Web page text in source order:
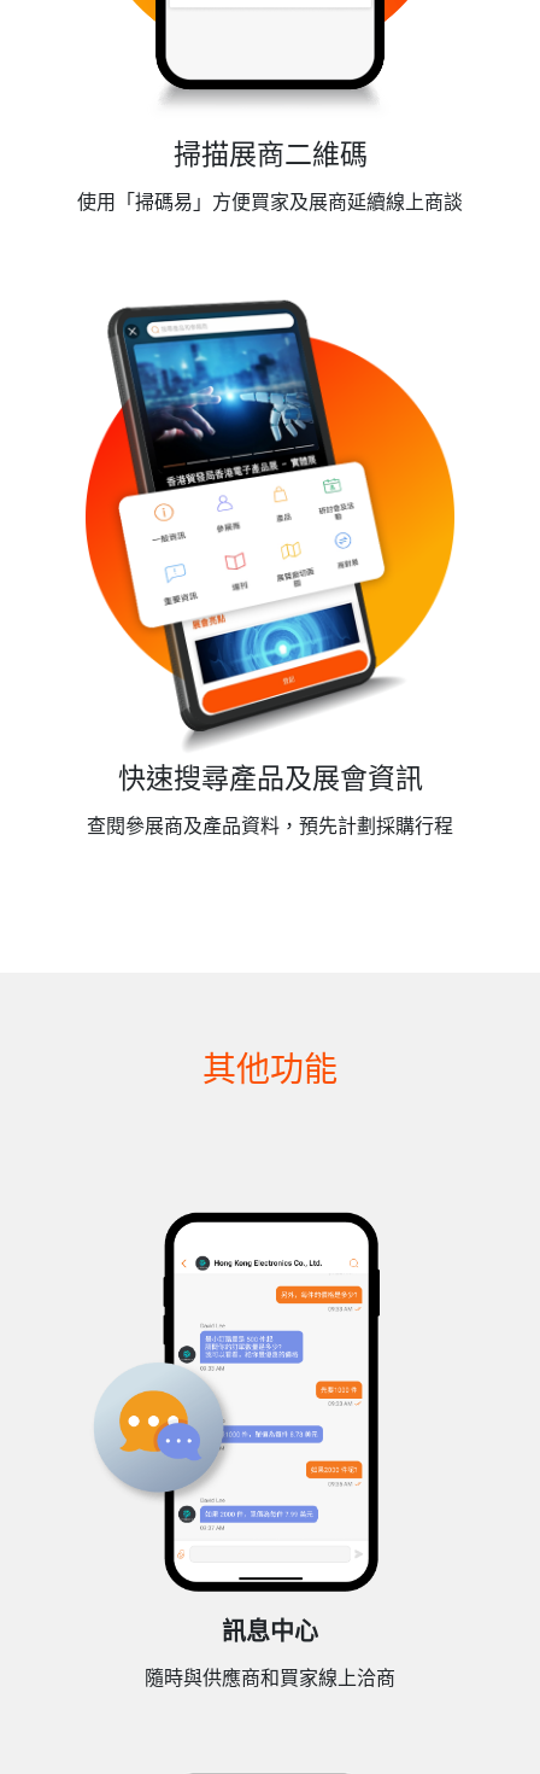
掃描展商二維碼
使用「掃碼易」方便買家及展商延續線上商談
快速搜尋產品及展會資訊
查閱參展商及產品資料，預先計劃採購行程
其他功能
訊息中心
隨時與供應商和買家線上洽商